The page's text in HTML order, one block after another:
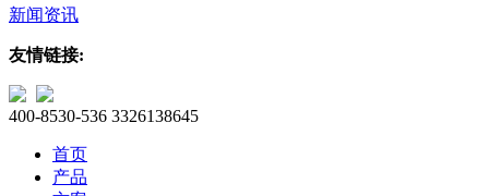
新闻资讯
友情链接:
400-8530-536 3326138645
首页
产品